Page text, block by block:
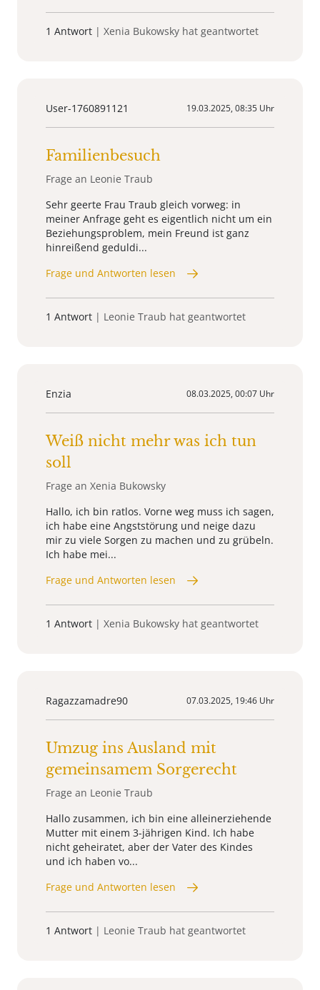
1 Antwort | Xenia Bukowsky hat geantwortet
User-1760891121 19.03.2025, 08:35 Uhr
Familienbesuch
Frage an Leonie Traub
Sehr geerte Frau Traub gleich vorweg: in
meiner Anfrage geht es eigentlich nicht um ein
Beziehungsproblem, mein Freund ist ganz
hinreißend geduldi...
Frage und Antworten lesen
1 Antwort | Leonie Traub hat geantwortet
Enzia 08.03.2025, 00:07 Uhr
Weiß nicht mehr was ich tun
soll
Frage an Xenia Bukowsky
Hallo, ich bin ratlos. Vorne weg muss ich sagen,
ich habe eine Angststörung und neige dazu
mir zu viele Sorgen zu machen und zu grübeln.
Ich habe mei...
Frage und Antworten lesen
1 Antwort | Xenia Bukowsky hat geantwortet
Ragazzamadre90 07.03.2025, 19:46 Uhr
Umzug ins Ausland mit
gemeinsamem Sorgerecht
Frage an Leonie Traub
Hallo zusammen, ich bin eine alleinerziehende
Mutter mit einem 3-jährigen Kind. Ich habe
nicht geheiratet, aber der Vater des Kindes
und ich haben vo...
Frage und Antworten lesen
1 Antwort | Leonie Traub hat geantwortet